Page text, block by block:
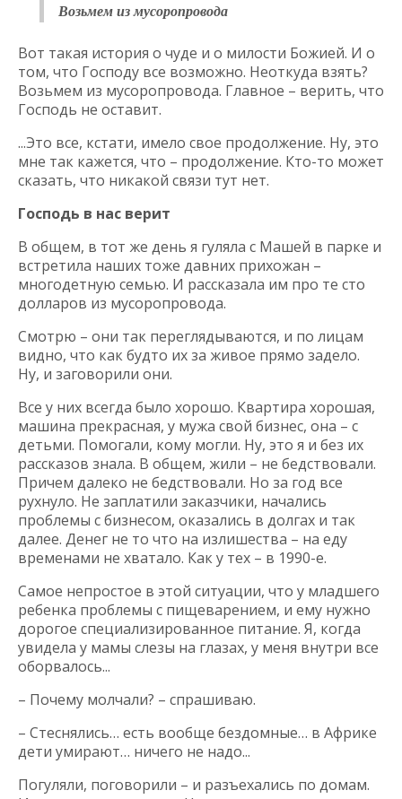
Возьмем из мусоропровода
Вот такая история о чуде и о милости Божией. И о
том, что Господу все возможно. Неоткуда взять?
Возьмем из мусоропровода. Главное – верить, что
Господь не оставит.
...Это все, кстати, имело свое продолжение. Ну, это
мне так кажется, что – продолжение. Кто-то может
сказать, что никакой связи тут нет.
Господь в нас верит
В общем, в тот же день я гуляла с Машей в парке и
встретила наших тоже давних прихожан –
многодетную семью. И рассказала им про те сто
долларов из мусоропровода.
Смотрю – они так переглядываются, и по лицам
видно, что как будто их за живое прямо задело.
Ну, и заговорили они.
Все у них всегда было хорошо. Квартира хорошая,
машина прекрасная, у мужа свой бизнес, она – с
детьми. Помогали, кому могли. Ну, это я и без их
рассказов знала. В общем, жили – не бедствовали.
Причем далеко не бедствовали. Но за год все
рухнуло. Не заплатили заказчики, начались
проблемы с бизнесом, оказались в долгах и так
далее. Денег не то что на излишества – на еду
временами не хватало. Как у тех – в 1990-е.
Самое непростое в этой ситуации, что у младшего
ребенка проблемы с пищеварением, и ему нужно
дорогое специализированное питание. Я, когда
увидела у мамы слезы на глазах, у меня внутри все
оборвалось...
– Почему молчали? – спрашиваю.
– Стеснялись… есть вообще бездомные… в Африке
дети умирают… ничего не надо...
Погуляли, поговорили – и разъехались по домам.